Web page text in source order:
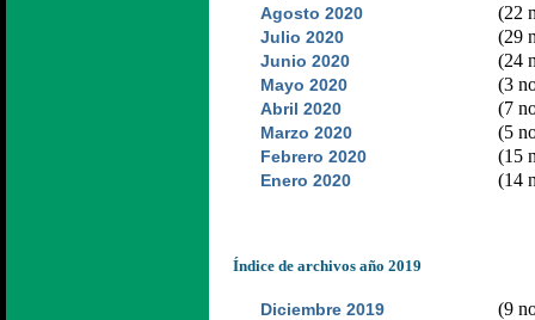
Agosto 2020 (22
Julio 2020 (29
Junio 2020 (24
Mayo 2020 (3
Abril 2020 (7
Marzo 2020 (5
Febrero 2020 (15
Enero 2020 (14
Índice de archivos año 2019
Diciembre 2019 (9